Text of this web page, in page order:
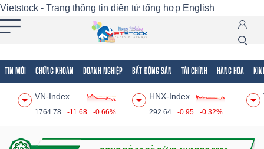
Vietstock - Trang thông tin điện tử tổng hợp English
TIN MỚI CHỨNG KHOÁN DOANH NGHIỆP BẤT ĐỘNG SẢN TÀI CHÍNH HÀNG HÓA
VN-Index
1764.78 -11.68 -0.66%
HNX-Index
292.64 -0.95 -0.32%
Tất cả Tính năng Ngành Mã chứng khoán
Tính
(-)